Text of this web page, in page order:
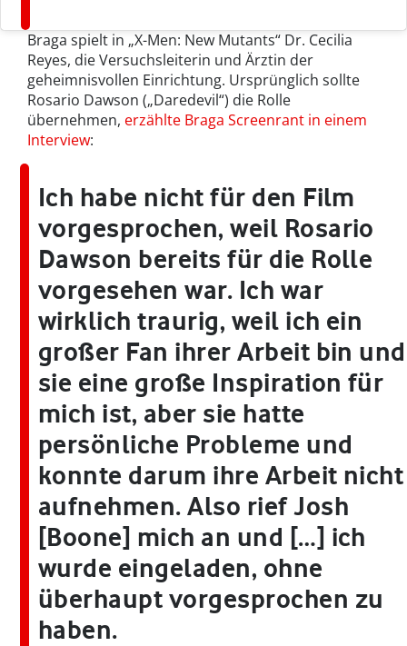
Braga spielt in „X-Men: New Mutants“ Dr. Cecilia
Reyes, die Versuchsleiterin und Ärztin der
geheimnisvollen Einrichtung. Ursprünglich sollte
Rosario Dawson („Daredevil“) die Rolle
übernehmen, erzählte Braga Screenrant in einem
Interview:
Ich habe nicht für den Film
vorgesprochen, weil Rosario
Dawson bereits für die Rolle
vorgesehen war. Ich war
wirklich traurig, weil ich ein
großer Fan ihrer Arbeit bin und
sie eine große Inspiration für
mich ist, aber sie hatte
persönliche Probleme und
konnte darum ihre Arbeit nicht
aufnehmen. Also rief Josh
[Boone] mich an und […] ich
wurde eingeladen, ohne
überhaupt vorgesprochen zu
haben.